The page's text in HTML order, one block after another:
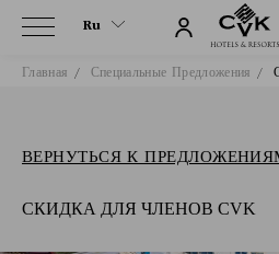
Ru
Ru
It
Главная Специальные Предложения
ВЕРНУТЬСЯ К
СКИДКА ДЛЯ ЧЛЕНОВ CVK